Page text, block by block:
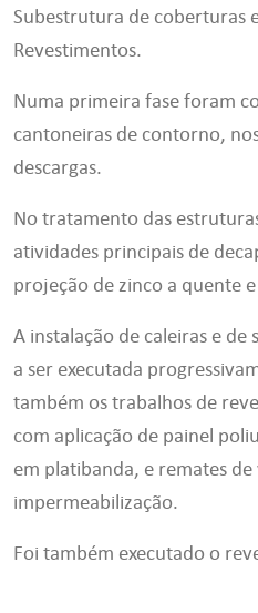
Subestrutura de coberturas
Revestimentos.
Numa primeira fase foram
cantoneiras de contorno,
descargas.
No tratamento das
atividades principais de
projeção de zinco a quente
A instalação de caleiras e
a ser executada
também os trabalhos de
com aplicação de painel
em platibanda, e remates de
impermeabilização.
Foi também executado o